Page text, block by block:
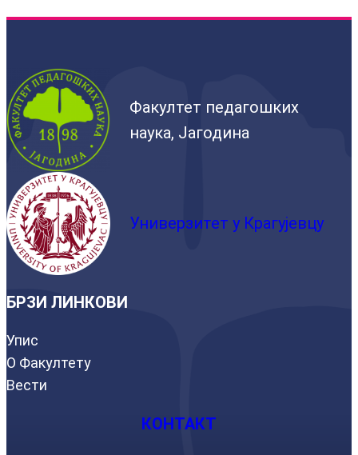
Факултет педагошких
наука, Јагодина
Универзитет у Крагујевцу
БРЗИ ЛИНКОВИ
Упис
О Факултету
Вести
КОНТАКТ